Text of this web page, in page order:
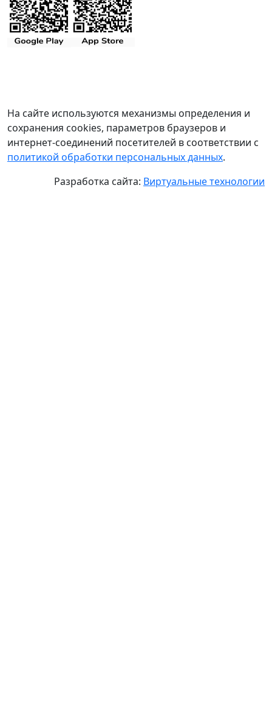
На сайте используются механизмы определения и
сохранения cookies, параметров браузеров и
интернет-соединений посетителей в соответствии с
политикой обработки персональных данных.
Разработка сайта: Виртуальные технологии